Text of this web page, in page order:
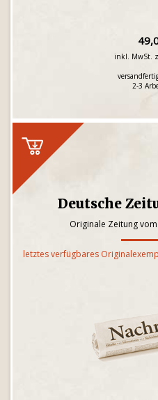
inkl. MwSt.
2-3
Deutsche
Originale Zeitung
letztes verfügbares